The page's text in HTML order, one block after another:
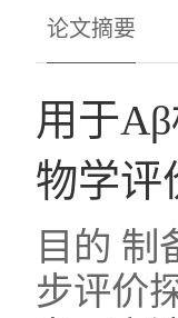
论文摘要
用于
物学评
目的 制
步评价